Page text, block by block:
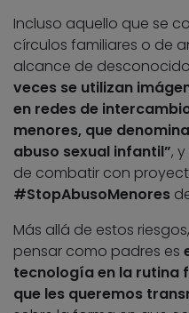
Incluso aquello que se
círculos familiares o de
alcance de
veces se utilizan
en redes de
menores, que
abuso sexual infantil”,
de combatir con
#StopAbusoMenores
Más allá de estos
pensar como padres es
tecnología en la rutina
que les queremos